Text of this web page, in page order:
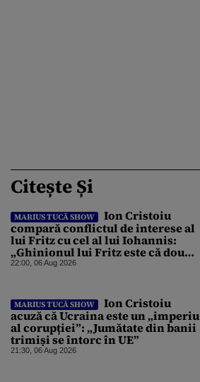
Citește Și
MARIUS TUCĂ SHOW
Ion Cristoiu
compară conflictul de interese al
lui Fritz cu cel al lui Iohannis:
„Ghinionul lui Fritz este că două
instanțe l-au declarat
22:00, 06 Aug 2026
MARIUS TUCĂ SHOW
Ion Cristoiu
acuză că Ucraina este un „imperiu
al corupției”: „Jumătate din banii
trimiși se întorc în UE”
21:30, 06 Aug 2026